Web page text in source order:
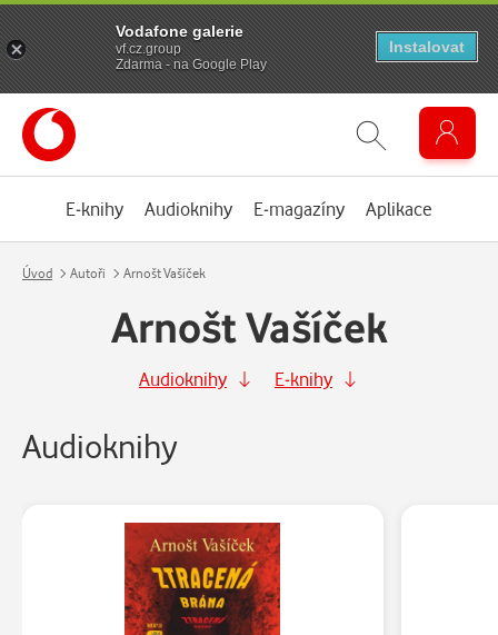
E-knihy Audioknihy E-magazíny Aplikace
Úvod Autoři Arnošt Vašíček
Arnošt Vašíček
Audioknihy E-knihy
Audioknihy
Vodafone galerie
vf.cz.group
Zdarma - na Google Play
Instalovat